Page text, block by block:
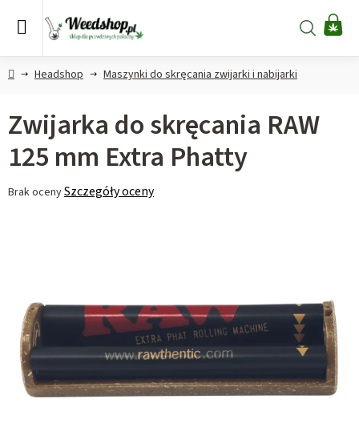
Szukaj
HomeHeadshop Maszynki do skręcania zwijarki i nabijarki
Zwijarka do skręcania RAW
125 mm Extra Phatty
Średnia
gwiazdek.
Brak ocenySzczegóły oceny